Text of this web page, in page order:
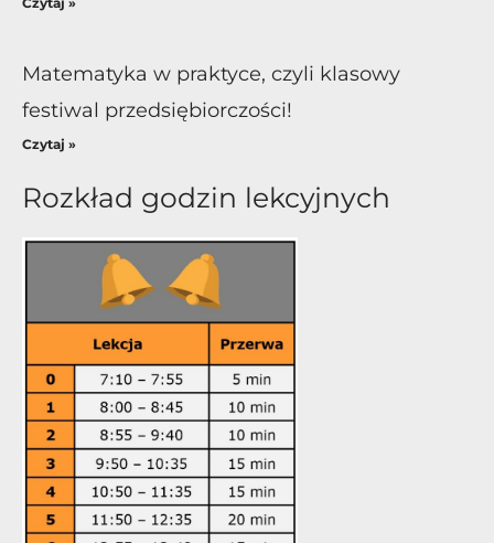
Matematyka w praktyce, czyli klasowy
festiwal przedsiębiorczości!
Czytaj »
Rozkład godzin lekcyjnych